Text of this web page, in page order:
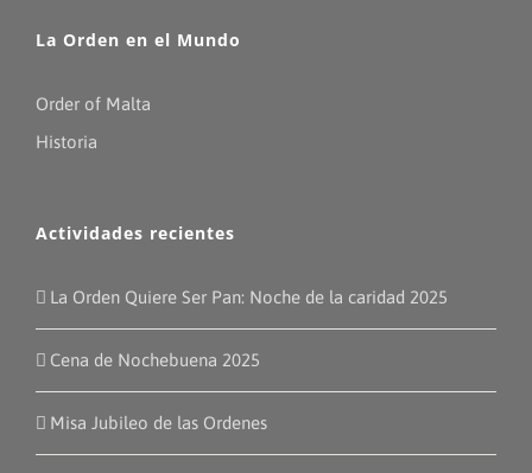
La Orden en el Mundo
Order of Malta
Historia
Actividades recientes
La Orden Quiere Ser Pan: Noche de la caridad 2025
Cena de Nochebuena 2025
Misa Jubileo de las Ordenes